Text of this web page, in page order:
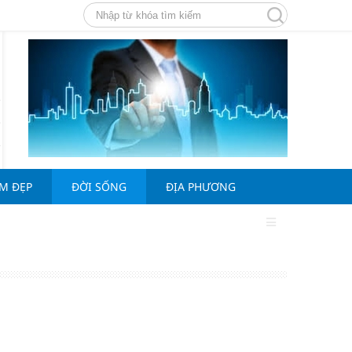
ĐẸP ĐỜI SỐNG ĐỊA PHƯƠNG